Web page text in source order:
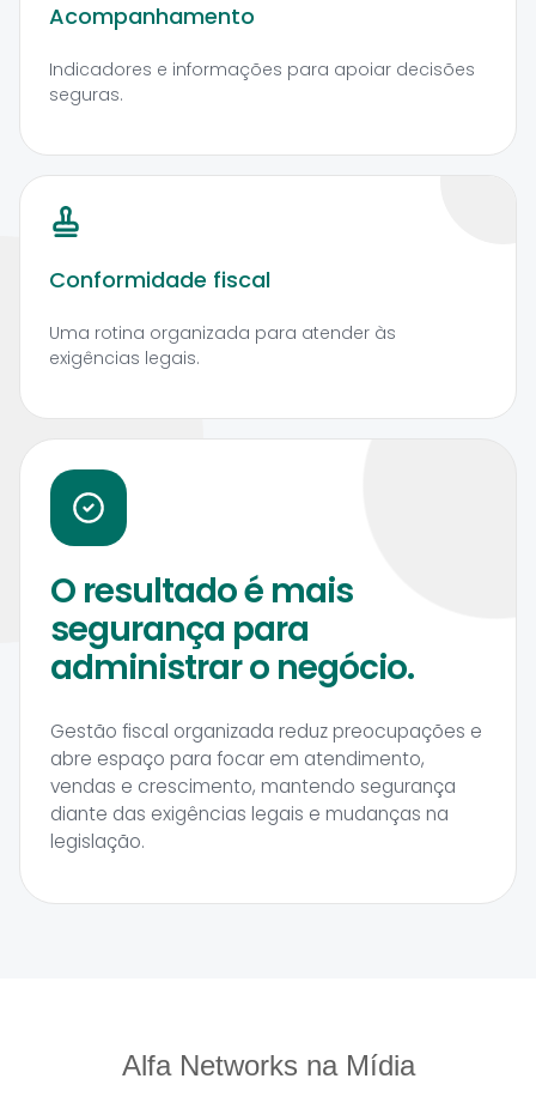
Acompanhamento
Indicadores e informações para apoiar decisões
seguras.
Conformidade fiscal
Uma rotina organizada para atender às
exigências legais.
O resultado é mais
segurança para
administrar o negócio.
Gestão fiscal organizada reduz preocupações e
abre espaço para focar em atendimento,
vendas e crescimento, mantendo segurança
diante das exigências legais e mudanças na
legislação.
Alfa Networks na Mídia